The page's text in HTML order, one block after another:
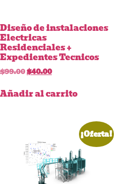
Diseño de instalaciones
Electricas
Residenciales +
Expedientes Tecnicos
$99.00$40.00
Añadir al carrito
¡Oferta!